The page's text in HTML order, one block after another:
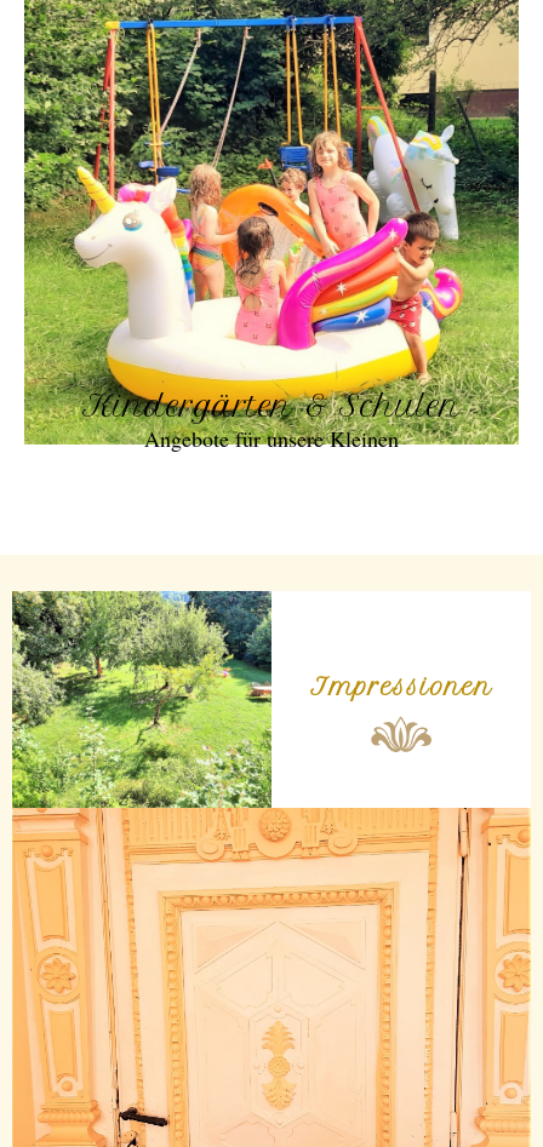
Kindergärten & Schulen
Angebote für unsere Kleinen
Impressionen